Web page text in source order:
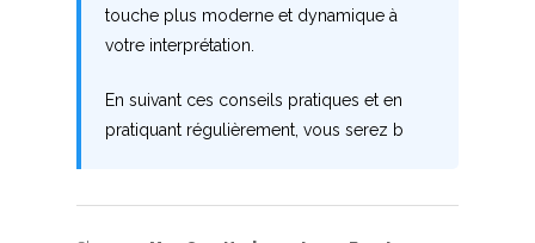
touche plus moderne et dynamique à
votre interprétation.
En suivant ces conseils pratiques et en
pratiquant régulièrement, vous serez b
Accords de guitare